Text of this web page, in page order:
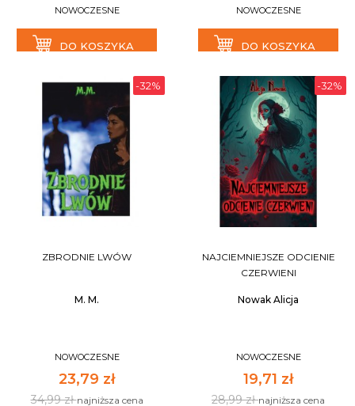
NOWOCZESNE
DO KOSZYKA
NOWOCZESNE
DO KOSZYKA
-32%
ZBRODNIE LWÓW
M. M.
NOWOCZESNE
23,79 zł
34,99 złnajniższa cena
-32%
NAJCIEMNIEJSZE ODCIENIE
CZERWIENI
Nowak Alicja
NOWOCZESNE
19,71 zł
28,99 złnajniższa cena